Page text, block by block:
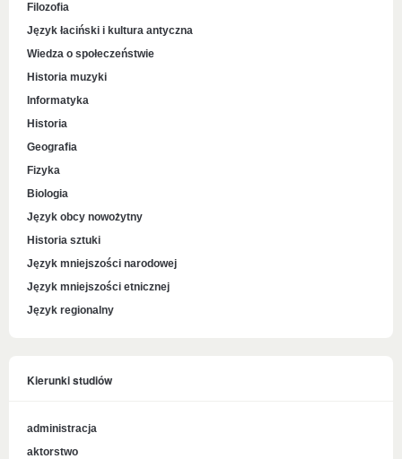
Filozofia
Język łaciński i kultura antyczna
Wiedza o społeczeństwie
Historia muzyki
Informatyka
Historia
Geografia
Fizyka
Biologia
Język obcy nowożytny
Historia sztuki
Język mniejszości narodowej
Język mniejszości etnicznej
Język regionalny
Kierunki studiów
administracja
aktorstwo